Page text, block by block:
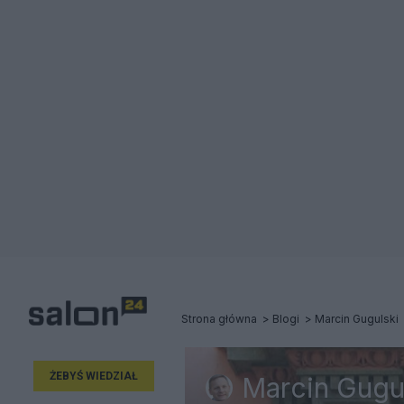
Strona główna Blogi Marcin Gugulski
ŻEBYŚ WIEDZIAŁ Marcin